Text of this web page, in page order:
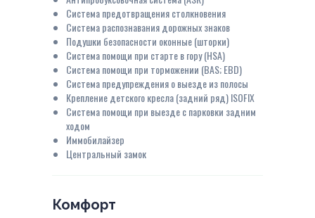
Система предотвращения столкновения
Система распознавания дорожных знаков
Подушки безопасности оконные (шторки)
Система помощи при старте в гору (HSA)
Система помощи при торможении (BAS; EBD)
Система предупреждения о выезде из полосы
Крепление детского кресла (задний ряд) ISOFIX
Система помощи при выезде с парковки задним
ходом
Иммобилайзер
Центральный замок
Комфорт